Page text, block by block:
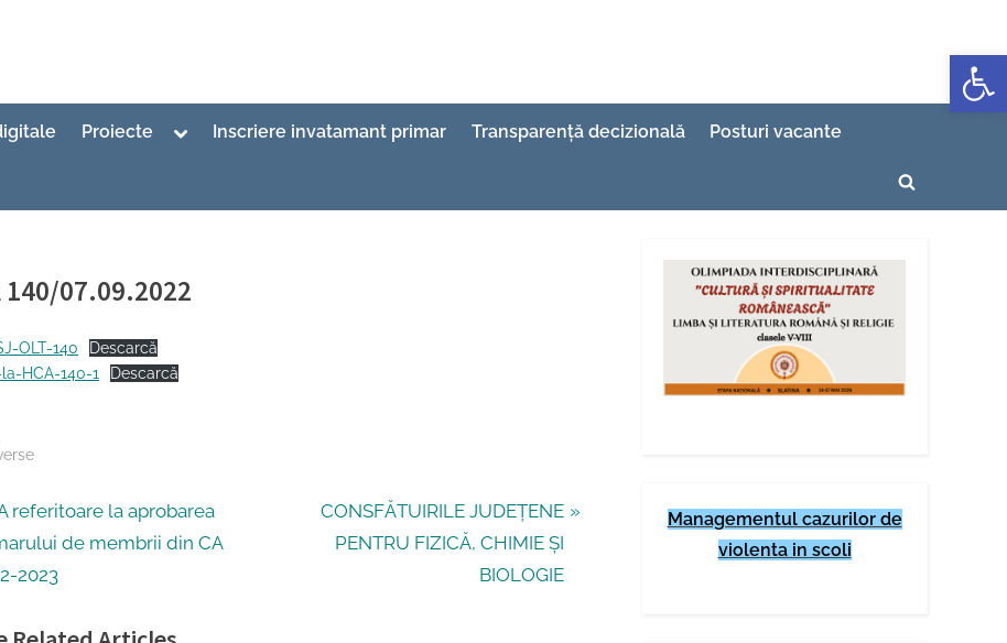
Proiecte
ToggleInscriere invatamant primar Transparență decizională Posturi vacante
Toggle
form
140/07.09.2022
2022
OLT-140
Descarcă
HCA-140-1
Descarcă
referitoare la aprobarea
de membrii din CA
2023
N
CONSFĂTUIRILE JUDEȚENE
PENTRU FIZICĂ, CHIMIE ȘI
BIOLOGIE
Managementul cazurilor de
violenta in scoli